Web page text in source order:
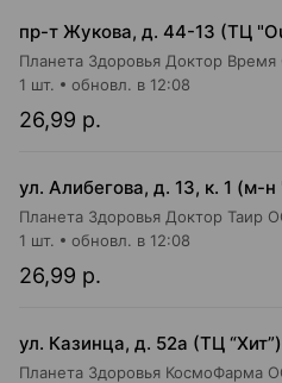
пр-т Жукова, д. 44-13 (ТЦ
26,99 р.
1 шт. обновл. в 12:08
ул. Алибегова, д. 13, к. 1 (м-н
26,99 р.
1 шт. обновл. в 12:08
ул. Казинца, д. 52а (ТЦ “Хит”)